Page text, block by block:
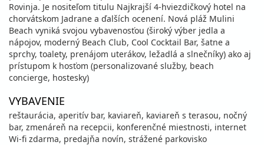
Rovinja. Je nositeľom titulu Najkrajší 4-hviezdičkový hotel na
chorvátskom Jadrane a ďalších ocenení. Nová pláž Mulini
Beach vyniká svojou vybavenosťou (široký výber jedla a
nápojov, moderný Beach Club, Cool Cocktail Bar, šatne a
sprchy, toalety, prenájom uterákov, ležadlá a slnečníky) ako aj
prístupom k hosťom (personalizované služby, beach
concierge, hostesky)
VYBAVENIE
reštaurácia, aperitív bar, kaviareň, kaviareň s terasou, nočný
bar, zmenáreň na recepcii, konferenčné miestnosti, internet
Wi-fi zdarma, predajňa novín, strážené parkovisko